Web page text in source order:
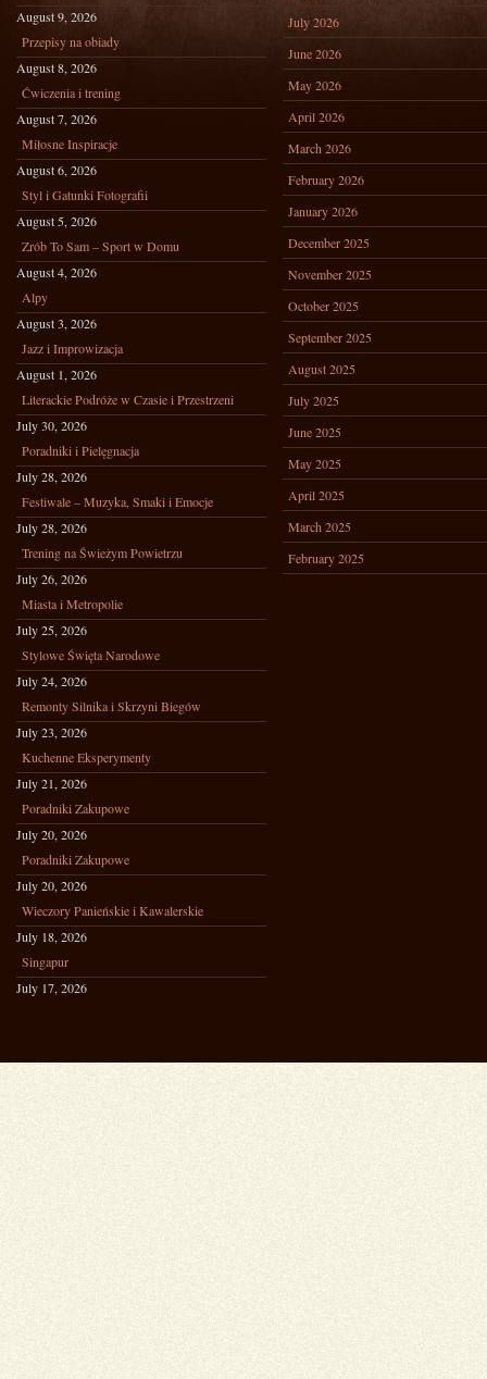
August 9, 2026
Przepisy na obiady
August 8, 2026
Ćwiczenia i trening
August 7, 2026
Miłosne Inspiracje
August 6, 2026
Styl i Gatunki Fotografii
August 5, 2026
Zrób To Sam – Sport w Domu
August 4, 2026
Alpy
August 3, 2026
Jazz i Improwizacja
August 1, 2026
Literackie Podróże w Czasie i Przestrzeni
July 30, 2026
Poradniki i Pielęgnacja
July 28, 2026
Festiwale – Muzyka, Smaki i Emocje
July 28, 2026
Trening na Świeżym Powietrzu
July 26, 2026
Miasta i Metropolie
July 25, 2026
Stylowe Święta Narodowe
July 24, 2026
Remonty Silnika i Skrzyni Biegów
July 23, 2026
Kuchenne Eksperymenty
July 21, 2026
Poradniki Zakupowe
July 20, 2026
Poradniki Zakupowe
July 20, 2026
Wieczory Panieńskie i Kawalerskie
July 18, 2026
Singapur
July 17, 2026
July 2026
June 2026
May 2026
April 2026
March 2026
February 2026
January 2026
December 2025
November 2025
October 2025
September 2025
August 2025
July 2025
June 2025
May 2025
April 2025
March 2025
February 2025